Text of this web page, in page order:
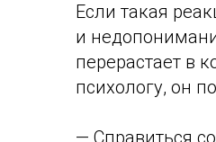
Если такая
и
перерастает в
психологу, он
— Справиться